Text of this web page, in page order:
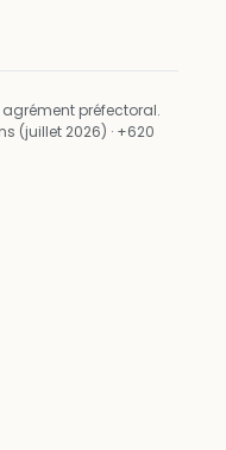
agrément préfectoral.
(juillet 2026) · +620